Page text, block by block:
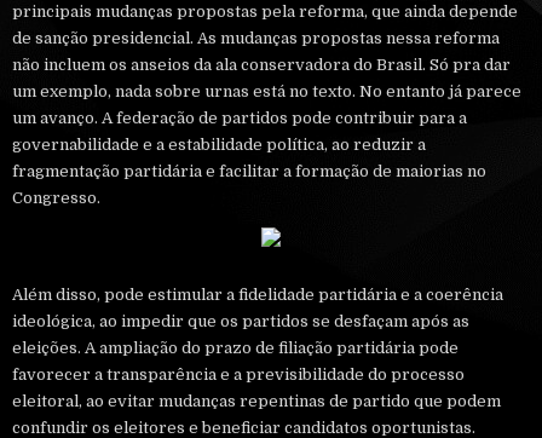
principais mudanças propostas pela reforma, que ainda depende
de sanção presidencial. As mudanças propostas nessa reforma
não incluem os anseios da ala conservadora do Brasil. Só pra dar
um exemplo, nada sobre urnas está no texto. No entanto já parece
um avanço. A federação de partidos pode contribuir para a
governabilidade e a estabilidade política, ao reduzir a
fragmentação partidária e facilitar a formação de maiorias no
Congresso.
Além disso, pode estimular a fidelidade partidária e a coerência
ideológica, ao impedir que os partidos se desfaçam após as
eleições. A ampliação do prazo de filiação partidária pode
favorecer a transparência e a previsibilidade do processo
eleitoral, ao evitar mudanças repentinas de partido que podem
confundir os eleitores e beneficiar candidatos oportunistas.